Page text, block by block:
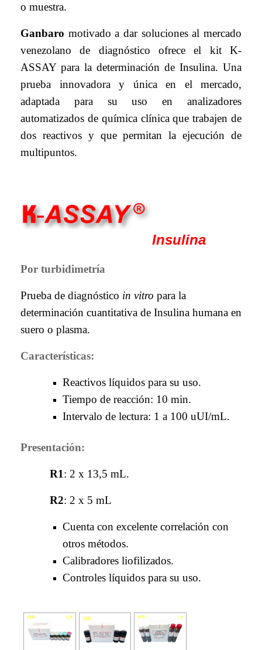
o muestra.
Ganbaro motivado a dar soluciones al mercado
venezolano de diagnóstico ofrece el kit K-
ASSAY para la determinación de Insulina. Una
prueba innovadora y única en el mercado,
adaptada para su uso en analizadores
automatizados de química clínica que trabajen de
dos reactivos y que permitan la ejecución de
multipuntos.
Insulina
Por turbidimetría
Prueba de diagnóstico in vitro para la
determinación cuantitativa de Insulina humana en
suero o plasma.
Características:
Reactivos líquidos para su uso.
Tiempo de reacción: 10 min.
Intervalo de lectura: 1 a 100 uUI/mL.
Presentación:
R1: 2 x 13,5 mL.
R2: 2 x 5 mL
Cuenta con excelente correlación con
otros métodos.
Calibradores liofilizados.
Controles líquidos para su uso.